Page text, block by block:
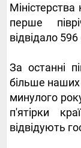
перше
відвідало
За останні
більше наших
минулого
п'ятірки
відвідують